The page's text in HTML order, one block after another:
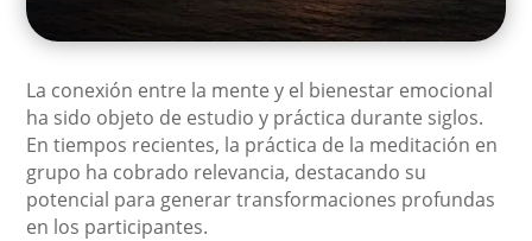
La conexión entre la mente y el bienestar emocional
ha sido objeto de estudio y práctica durante siglos.
En tiempos recientes, la práctica de la meditación en
grupo ha cobrado relevancia, destacando su
potencial para generar transformaciones profundas
en los participantes.